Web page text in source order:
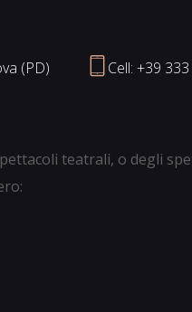
(PD) Cell: +39
teatrali, o degli